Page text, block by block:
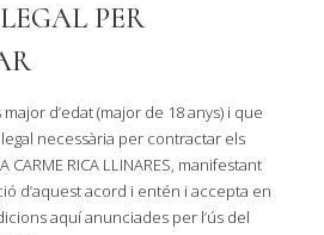
PER
d’edat (major de 18 anys) i que
necessària per contractar els
RICA LLINARES, manifestant
d’aquest acord i entén i accepta en
aquí anunciades per l’ús del